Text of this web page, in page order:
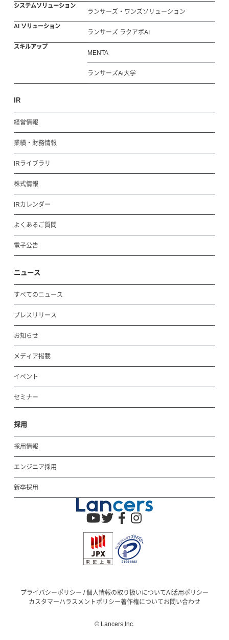
システムソリューション
ランサーズ・ワンズソリューション
AI ソリューション
ランサーズ ラクアポAI
スキルアップ
MENTA
ランサーズAi大学
IR
経営情報
業績・財務情報
IRライブラリ
株式情報
IRカレンダー
よくあるご質問
電子公告
ニュース
すべてのニュース
プレスリリース
お知らせ
メディア掲載
イベント
セミナー
採用
採用情報
エンジニア採用
新卒採用
プライバシーポリシー / 個人情報の取り扱いについてAI活用ポリシー
カスタマーハラスメントポリシー著作権についてお問い合わせ
© Lancers,Inc.